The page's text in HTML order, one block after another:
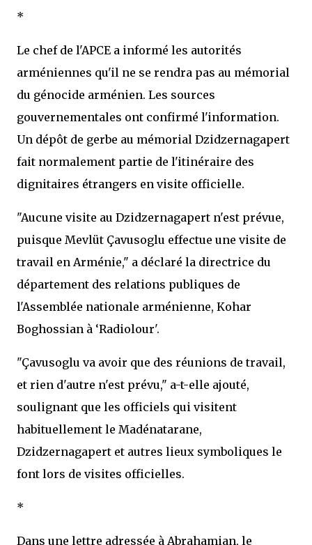
*
Le chef de l'APCE a informé les autorités
arméniennes qu'il ne se rendra pas au mémorial
du génocide arménien. Les sources
gouvernementales ont confirmé l'information.
Un dépôt de gerbe au mémorial Dzidzernagapert
fait normalement partie de l'itinéraire des
dignitaires étrangers en visite officielle.
"Aucune visite au Dzidzernagapert n'est prévue,
puisque Mevlüt Çavusoglu effectue une visite de
travail en Arménie," a déclaré la directrice du
département des relations publiques de
l'Assemblée nationale arménienne, Kohar
Boghossian à ‘Radiolour'.
"Çavusoglu va avoir que des réunions de travail,
et rien d'autre n'est prévu," a-t-elle ajouté,
soulignant que les officiels qui visitent
habituellement le Madénatarane,
Dzidzernagapert et autres lieux symboliques le
font lors de visites officielles.
*
Dans une lettre adressée à Abrahamian, le